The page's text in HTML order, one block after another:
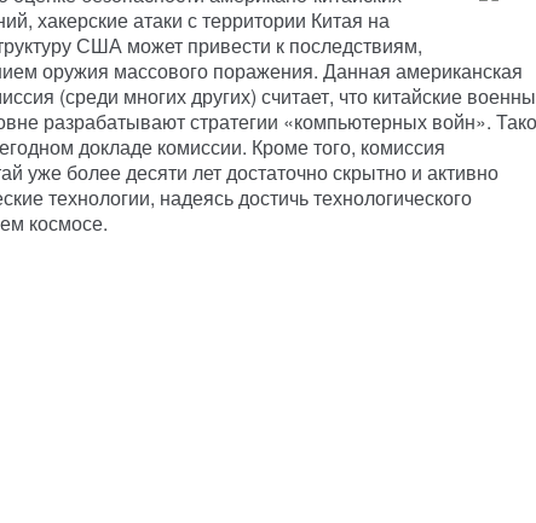
хакерские атаки с территории Китая на
США может привести к последствиям,
оружия массового поражения. Данная американская
(среди многих других) считает, что китайские
разрабатывают стратегии «компьютерных войн».
докладе комиссии. Кроме того, комиссия
уже более десяти лет достаточно скрытно и активно
технологии, надеясь достичь технологического
космосе.